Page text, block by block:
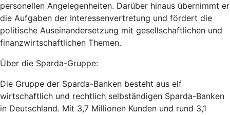
personellen Angelegenheiten. Darüber hinaus übernimmt er
die Aufgaben der Interessenvertretung und fördert die
politische Auseinandersetzung mit gesellschaftlichen und
finanzwirtschaftlichen Themen.
Über die Sparda-Gruppe:
Die Gruppe der Sparda-Banken besteht aus elf
wirtschaftlich und rechtlich selbständigen Sparda-Banken
in Deutschland. Mit 3,7 Millionen Kunden und rund 3,1